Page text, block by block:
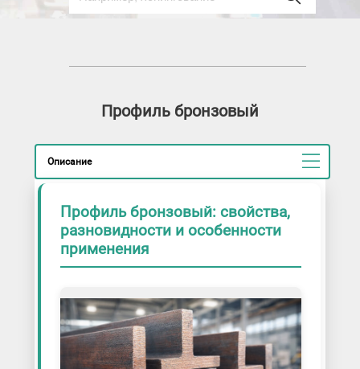
Профиль бронзовый
Описание
Профиль бронзовый: свойства,
разновидности и особенности
применения